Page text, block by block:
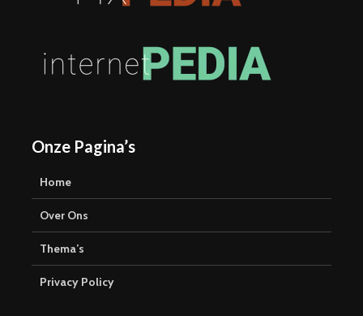
Onze Pagina’s
Home
Over Ons
Thema’s
Privacy Policy